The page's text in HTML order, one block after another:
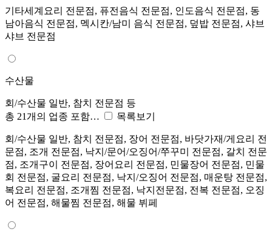
기타세계요리 전문점, 퓨전음식 전문점, 인도음식 전문점, 동
남아음식 전문점, 멕시칸/남미 음식 전문점, 덮밥 전문점, 샤브
샤브 전문점
수산물
회/수산물 일반, 참치 전문점 등
총 21개의 업종 포함…
목록보기
회/수산물 일반, 참치 전문점, 장어 전문점, 바닷가재/게요리 전
문점, 조개 전문점, 낙지/문어/오징어/쭈꾸미 전문점, 갈치 전문
점, 조개구이 전문점, 장어요리 전문점, 민물장어 전문점, 민물
회 전문점, 굴요리 전문점, 낙지/오징어 전문점, 매운탕 전문점,
복요리 전문점, 조개찜 전문점, 낙지전문점, 전복 전문점, 오징
어 전문점, 해물찜 전문점, 해물 뷔페